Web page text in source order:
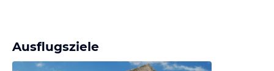
Ausflugsziele